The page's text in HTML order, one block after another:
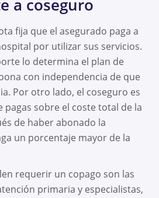
a coseguro
fija que el asegurado paga a
por utilizar sus servicios.
lo determina el plan de
con independencia de que
Por otro lado, el coseguro es
sobre el coste total de la
de haber abonado la
un porcentaje mayor de la
requerir un copago son las
primaria y especialistas,